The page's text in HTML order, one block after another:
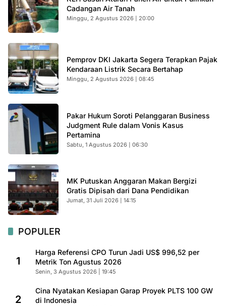
Cadangan Air Tanah
Minggu, 2 Agustus 2026 | 20:00
Pemprov DKI Jakarta Segera Terapkan Pajak
Kendaraan Listrik Secara Bertahap
Minggu, 2 Agustus 2026 | 08:45
Pakar Hukum Soroti Pelanggaran Business
Judgment Rule dalam Vonis Kasus
Pertamina
Sabtu, 1 Agustus 2026 | 06:30
MK Putuskan Anggaran Makan Bergizi
Gratis Dipisah dari Dana Pendidikan
Jumat, 31 Juli 2026 | 14:15
POPULER
1
Harga Referensi CPO Turun Jadi US$ 996,52 per
Metrik Ton Agustus 2026
Senin, 3 Agustus 2026 | 19:45
2
Cina Nyatakan Kesiapan Garap Proyek PLTS 100 GW
di Indonesia